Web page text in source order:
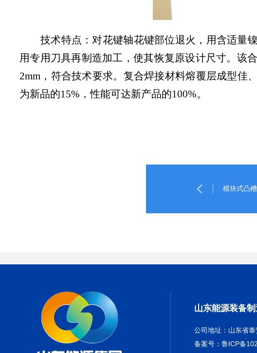
技术特点：对花键轴花键部位退火，用含适量
用专用刀具再制造加工，使其恢复原设计尺寸。该
2mm，符合技术要求。复合焊接材料熔覆层成型佳
为新品的15%，性能可达新产品的100%。
模块式凸
山东能源装备
公司地址：山东省
备案号：鲁ICP备